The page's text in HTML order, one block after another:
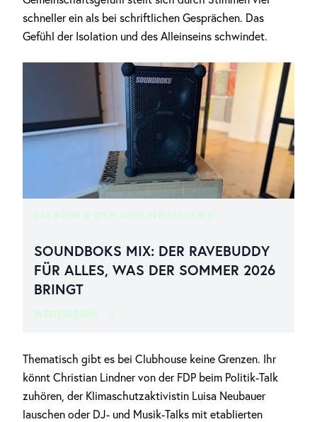
schneller ein als bei schriftlichen Gesprächen. Das
Gefühl der Isolation und des Alleinseins schwindet.
DAS KÖNNTE DICH AUCH INTERESSIEREN
SOUNDBOKS MIX: DER RAVEBUDDY
FÜR ALLES, WAS DER SOMMER 2026
BRINGT
WEITERLESEN
Thematisch gibt es bei Clubhouse keine Grenzen. Ihr
könnt Christian Lindner von der FDP beim Politik-Talk
zuhören, der Klimaschutzaktivistin Luisa Neubauer
lauschen oder DJ- und Musik-Talks mit etablierten